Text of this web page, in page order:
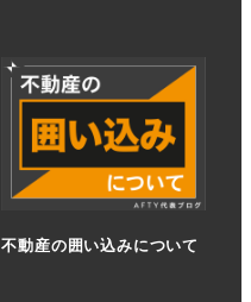
不動産の囲い込みについて